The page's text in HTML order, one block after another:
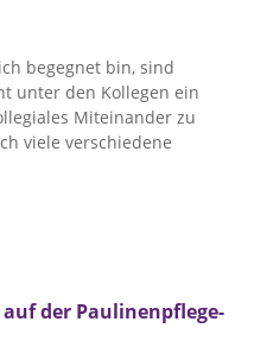
begegnet bin, sind
unter den Kollegen ein
Miteinander zu
viele verschiedene
der Paulinenpflege-